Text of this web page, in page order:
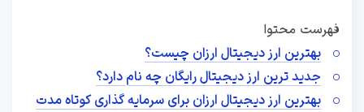
فهرست محتوا
بهترین ارز دیجیتال ارزان چیست؟
جدید ترین ارز دیجیتال رایگان چه نام دارد؟
بهترین ارز دیجیتال ارزان برای سرمایه گذاری کوتاه مدت